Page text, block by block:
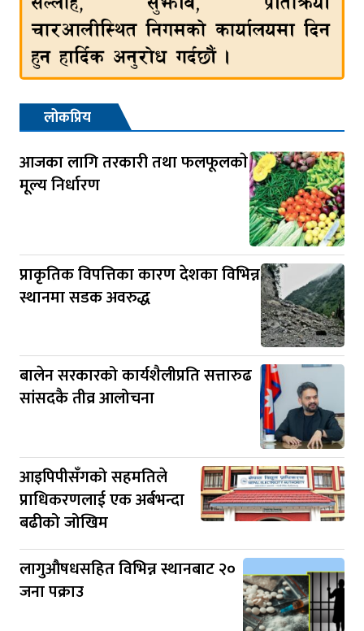
लोकप्रिय
आजका लागि तरकारी तथा फलफूलकाे
मूल्य निर्धारण
प्राकृतिक विपत्तिका कारण देशका विभिन्न
स्थानमा सडक अवरुद्ध
बालेन सरकारको कार्यशैलीप्रति सत्तारुढ
सांसदकै तीव्र आलोचना
आइपिपीसँगको सहमतिले
प्राधिकरणलाई एक अर्बभन्दा
बढीको जोखिम
लागुऔषधसहित विभिन्न स्थानबाट २०
जना पक्राउ